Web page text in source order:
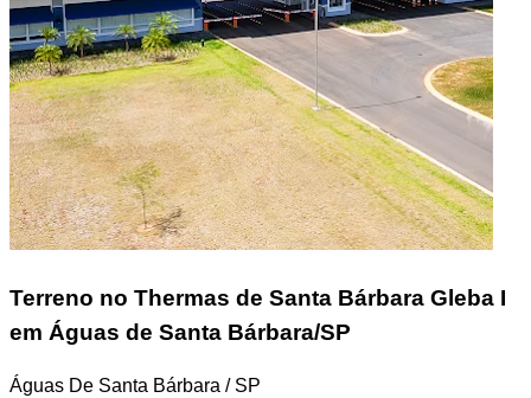
Terreno no Thermas de Santa Bárbara Gleba I
em Águas de Santa Bárbara/SP
Águas De Santa Bárbara / SP